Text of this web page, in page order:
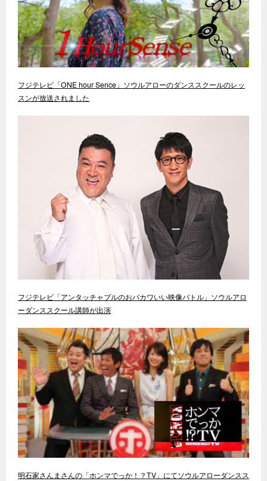
フジテレビ「ONE hour Sence」ソウルアローのダンススクールのレッ
スンが放送されました
フジテレビ「アンタッチャブルのおバカワいい映像バトル」ソウルアロ
ーダンススクール講師が出演
明石家さんまさんの「ホンマでっか！？TV」にてソウルアローダンスス